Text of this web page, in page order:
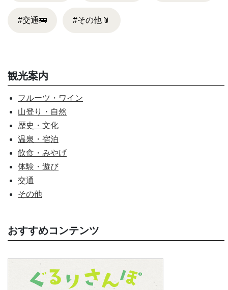
#交通🚌 #その他 📎
観光案内
フルーツ・ワイン
山登り・自然
歴史・文化
温泉・宿泊
飲食・みやげ
体験・遊び
交通
その他
おすすめコンテンツ